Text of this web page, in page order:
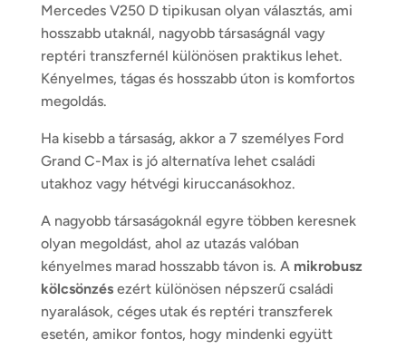
Mercedes V250 D tipikusan olyan választás, ami
hosszabb utaknál, nagyobb társaságnál vagy
reptéri transzfernél különösen praktikus lehet.
Kényelmes, tágas és hosszabb úton is komfortos
megoldás.
Ha kisebb a társaság, akkor a 7 személyes Ford
Grand C-Max is jó alternatíva lehet családi
utakhoz vagy hétvégi kiruccanásokhoz.
A nagyobb társaságoknál egyre többen keresnek
olyan megoldást, ahol az utazás valóban
kényelmes marad hosszabb távon is. A mikrobusz
kölcsönzésezért különösen népszerű családi
nyaralások, céges utak és reptéri transzferek
esetén, amikor fontos, hogy mindenki együtt